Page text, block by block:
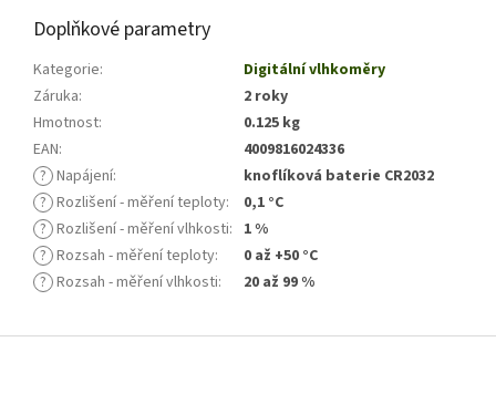
Doplňkové parametry
Kategorie:
Digitální vlhkoměry
Záruka:
2 roky
Hmotnost:
0.125 kg
EAN:
4009816024336
? Napájení:
knoflíková baterie CR2032
? Rozlišení - měření teploty:
0,1 °C
? Rozlišení - měření vlhkosti: 1 %
? Rozsah - měření teploty:
0 až +50 °C
? Rozsah - měření vlhkosti: 20 až 99 %
Z